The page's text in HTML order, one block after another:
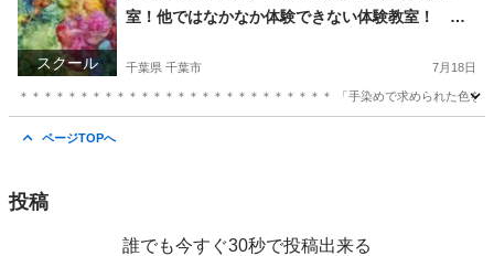
スクール
室！他ではなかなか体験できない体験教室！ 常
千葉県 千葉市 7月18日
＊＊＊＊＊＊＊＊＊＊＊＊＊＊＊＊＊＊＊＊＊＊＊＊＊＊ 「手染めで求められた色
ページTOPへ
投稿
誰でも今すぐ30秒で投稿出来る